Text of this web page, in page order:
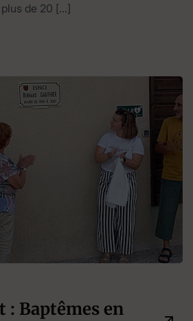
de 20 […]
: Baptêmes en